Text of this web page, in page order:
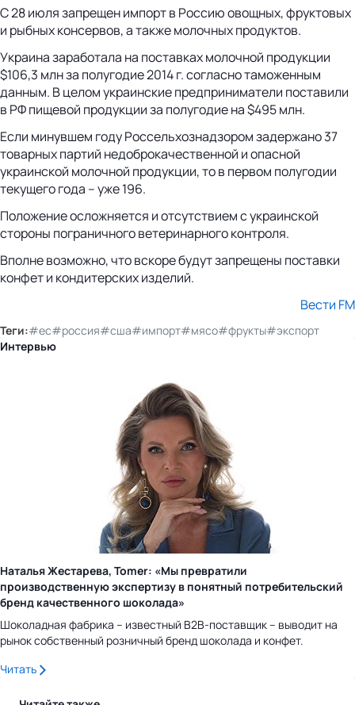
С 28 июля запрещен импорт в Россию овощных, фруктовых
и рыбных консервов, а также молочных продуктов.
Украина заработала на поставках молочной продукции
$106,3 млн за полугодие 2014 г. согласно таможенным
данным. В целом украинские предприниматели поставили
в РФ пищевой продукции за полугодие на $495 млн.
Если минувшем году Россельхознадзором задержано 37
товарных партий недоброкачественной и опасной
украинской молочной продукции, то в первом полугодии
текущего года – уже 196.
Положение осложняется и отсутствием с украинской
стороны пограничного ветеринарного контроля.
Вполне возможно, что вскоре будут запрещены поставки
конфет и кондитерских изделий.
Вести FM
Теги:#ес#россия#сша#импорт#мясо#фрукты#экспорт
Интервью
Наталья Жестарева, Tomer: «Мы превратили
производственную экспертизу в понятный потребительский
бренд качественного шоколада»
Шоколадная фабрика – известный B2B-поставщик – выводит на
рынок собственный розничный бренд шоколада и конфет.
Читать